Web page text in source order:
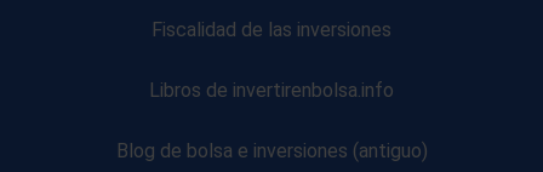
Fiscalidad de las inversiones
Libros de invertirenbolsa.info
Blog de bolsa e inversiones (antiguo)